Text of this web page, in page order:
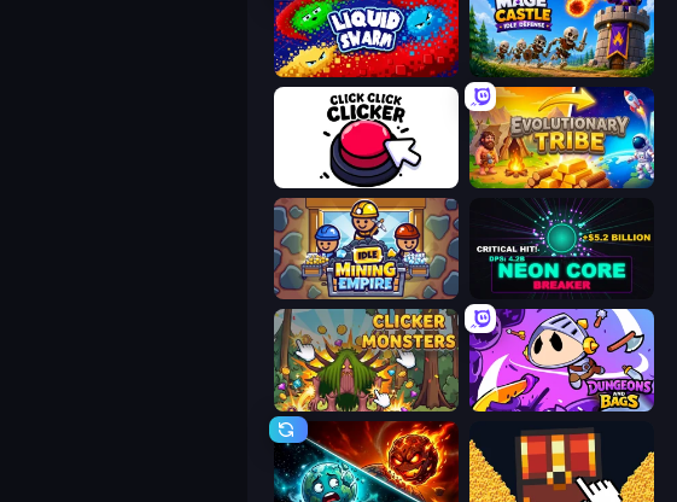
Liquid Swarm Mage Castle Idle Defense
Click Click Clicker Evolutionary Tribe
Idle Mining Empire Neon Core Breaker
Clicker Monsters Dungeons and Bags